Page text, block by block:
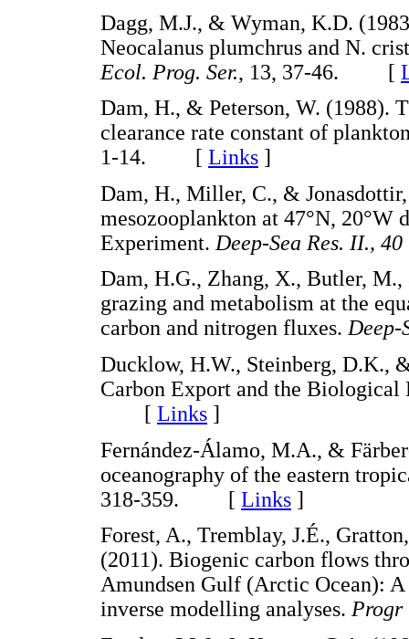
Dagg, M.J., & Wyman, K.D.
Neocalanus plumchrus and N.
Ecol. Prog. Ser., 13, 37-46. [
Dam, H., & Peterson, W. (1988).
clearance rate constant of
1-14. [ Links ]
Dam, H., Miller, C., &
mesozooplankton at 47°N,
Experiment. Deep-Sea Res. II., 40
Dam, H.G., Zhang, X., Butler,
grazing and metabolism at the
carbon and nitrogen fluxes.Deep-
Ducklow, H.W., Steinberg, D.K.,
Carbon Export and the Biological
[ Links ]
Fernández-Álamo, M.A., &
oceanography of the eastern
318-359. [ Links ]
Forest, A., Tremblay, J.É.,
(2011). Biogenic carbon flows
Amundsen Gulf (Arctic Ocean):
inverse modelling analyses. Progr